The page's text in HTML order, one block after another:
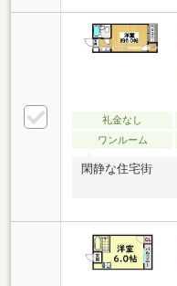
礼金なし
ワンルーム
閑静な住宅街